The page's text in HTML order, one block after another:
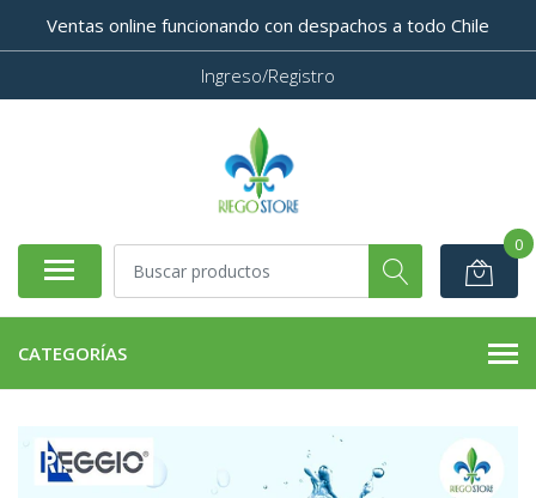
Ventas online funcionando con despachos a todo Chile
Ingreso/Registro
0
CATEGORÍAS